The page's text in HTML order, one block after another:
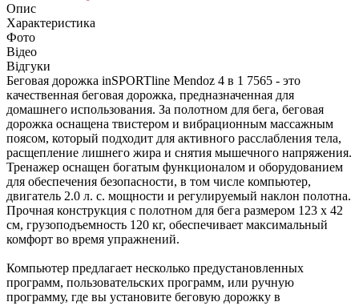
Опис
Характеристика
Фото
Відео
Відгуки
Беговая дорожка inSPORTline Mendoz 4 в 1 7565 - это
качественная беговая дорожка, предназначенная для
домашнего использования. За полотном для бега, беговая
дорожка оснащена твистером и вибрационным массажным
поясом, который подходит для активного расслабления тела,
расщепление лишнего жира и снятия мышечного напряжения.
Тренажер оснащен богатым функционалом и оборудованием
для обеспечения безопасности, в том числе компьютер,
двигатель 2.0 л. с. мощности и регулируемый наклон полотна.
Прочная конструкция с полотном для бега размером 123 х 42
см, грузоподъемность 120 кг, обеспечивает максимальный
комфорт во время упражнений.
Компьютер предлагает несколько предустановленных
программ, пользовательских программ, или ручную
программу, где вы установите беговую дорожку в